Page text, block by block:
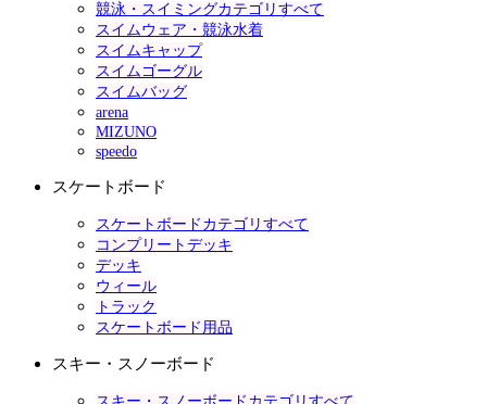
競泳・スイミングカテゴリすべて
スイムウェア・競泳水着
スイムキャップ
スイムゴーグル
スイムバッグ
arena
MIZUNO
speedo
スケートボード
スケートボードカテゴリすべて
コンプリートデッキ
デッキ
ウィール
トラック
スケートボード用品
スキー・スノーボード